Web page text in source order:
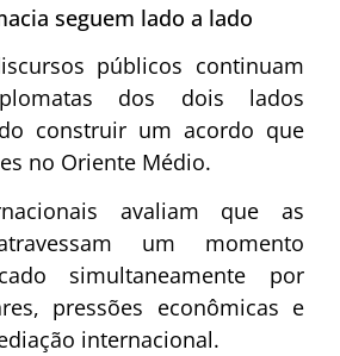
seguem lado a lado
públicos continuam
dos dois lados
construir um acordo que
no Oriente Médio.
avaliam que as
um momento
simultaneamente por
pressões econômicas e
internacional.